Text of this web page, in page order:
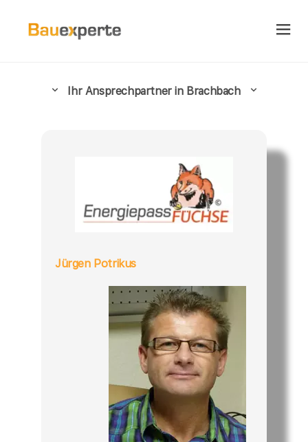
Ihr Ansprechpartner in Brachbach
Jürgen Potrikus